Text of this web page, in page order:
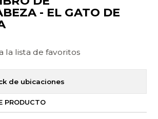
- EL GATO DE
la lista de favoritos
de ubicaciones
PRODUCTO